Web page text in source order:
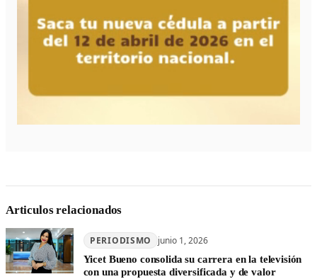
Articulos relacionados
PERIODISMO junio 1, 2026
Yicet Bueno consolida su carrera en la televisión
con una propuesta diversificada y de valor